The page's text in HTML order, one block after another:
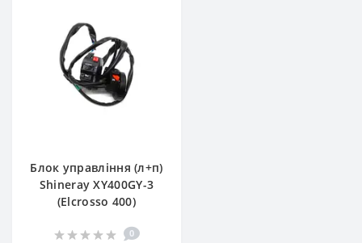
Блок управління (л+п)
Shineray XY400GY-3
(Elcrosso 400)
0